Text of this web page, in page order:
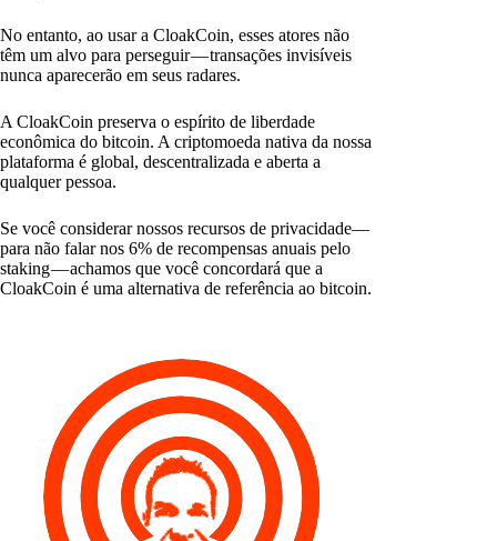
No entanto, ao usar a CloakCoin, esses atores não
têm um alvo para perseguir — transações invisíveis
nunca aparecerão em seus radares.
A CloakCoin preserva o espírito de liberdade
econômica do bitcoin. A criptomoeda nativa da nossa
plataforma é global, descentralizada e aberta a
qualquer pessoa.
Se você considerar nossos recursos de privacidade—
para não falar nos 6% de recompensas anuais pelo
staking — achamos que você concordará que a
CloakCoin é uma alternativa de referência ao bitcoin.